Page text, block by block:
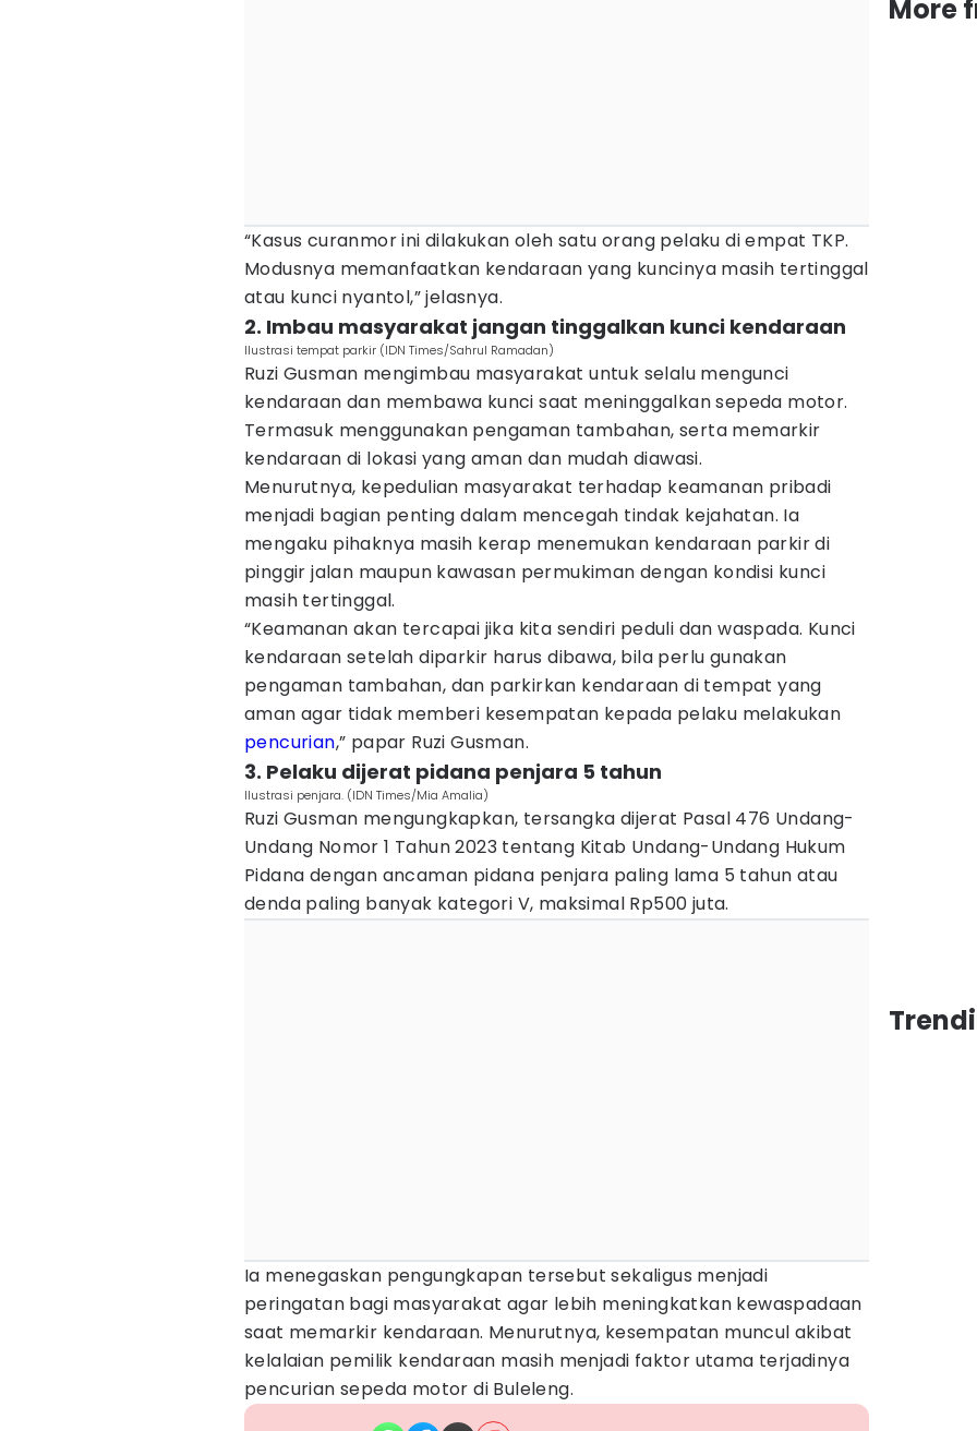
“Kasus curanmor ini dilakukan oleh satu orang pelaku di empat TKP.
Modusnya memanfaatkan kendaraan yang kuncinya masih tertinggal
atau kunci nyantol,” jelasnya.
2. Imbau masyarakat jangan tinggalkan kunci kendaraan
Ilustrasi tempat parkir (IDN Times/Sahrul Ramadan)
Ruzi Gusman mengimbau masyarakat untuk selalu mengunci
kendaraan dan membawa kunci saat meninggalkan sepeda motor.
Termasuk menggunakan pengaman tambahan, serta memarkir
kendaraan di lokasi yang aman dan mudah diawasi.
Menurutnya, kepedulian masyarakat terhadap keamanan pribadi
menjadi bagian penting dalam mencegah tindak kejahatan. Ia
mengaku pihaknya masih kerap menemukan kendaraan parkir di
pinggir jalan maupun kawasan permukiman dengan kondisi kunci
masih tertinggal.
“Keamanan akan tercapai jika kita sendiri peduli dan waspada. Kunci
kendaraan setelah diparkir harus dibawa, bila perlu gunakan
pengaman tambahan, dan parkirkan kendaraan di tempat yang
aman agar tidak memberi kesempatan kepada pelaku melakukan
pencurian,” papar Ruzi Gusman.
3. Pelaku dijerat pidana penjara 5 tahun
Ilustrasi penjara. (IDN Times/Mia Amalia)
Ruzi Gusman mengungkapkan, tersangka dijerat Pasal 476 Undang-
Undang Nomor 1 Tahun 2023 tentang Kitab Undang-Undang Hukum
Pidana dengan ancaman pidana penjara paling lama 5 tahun atau
denda paling banyak kategori V, maksimal Rp500 juta.
Ia menegaskan pengungkapan tersebut sekaligus menjadi
peringatan bagi masyarakat agar lebih meningkatkan kewaspadaan
saat memarkir kendaraan. Menurutnya, kesempatan muncul akibat
kelalaian pemilik kendaraan masih menjadi faktor utama terjadinya
pencurian sepeda motor di Buleleng.
More